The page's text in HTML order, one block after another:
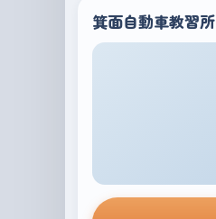
箕面自動車教習所